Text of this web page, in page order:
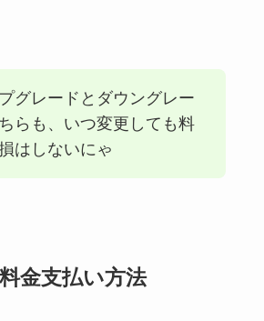
グレードとダウングレー
ちらも、いつ変更しても料
はしないにゃ
金支払い方法